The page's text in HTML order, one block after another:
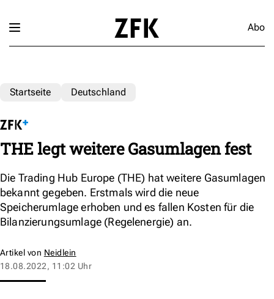
Abo
Startseite Deutschland
THE legt weitere Gasumlagen fest
Die Trading Hub Europe (THE) hat weitere Gasumlagen
bekannt gegeben. Erstmals wird die neue
Speicherumlage erhoben und es fallen Kosten für die
Bilanzierungsumlage (Regelenergie) an.
Artikel von Neidlein
18.08.2022, 11:02 Uhr